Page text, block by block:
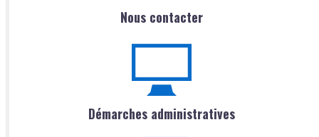
Nous contacter
Démarches administratives